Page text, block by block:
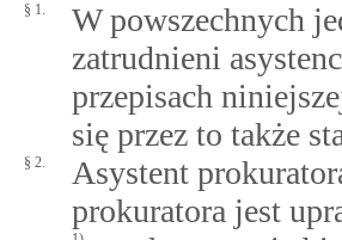
§ 1.
W powszechnych
zatrudnieni
przepisach
się przez to także
§ 2.
Asystent
prokuratora jest